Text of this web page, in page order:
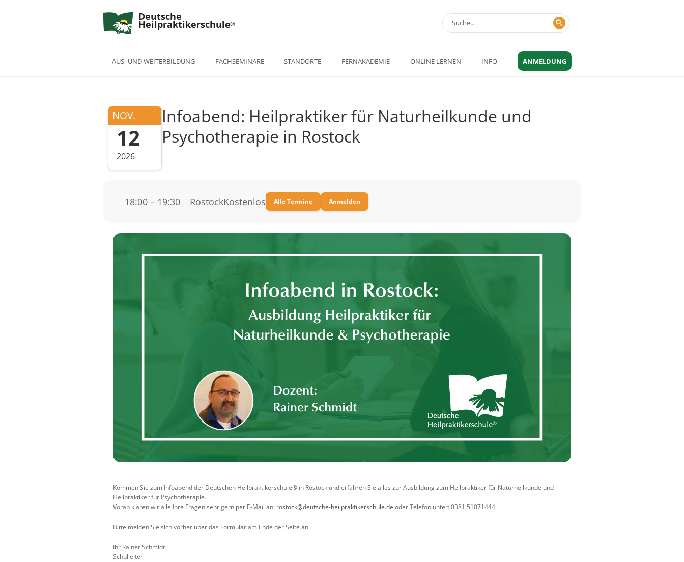
Deutsche
Heilpraktikerschule
AUS- UND WEITERBILDUNG FACHSEMINARE STANDORTE FERNAKADEMIE ONLINE LERNEN INFO ANMELDUNG
NOV.
12
2026
Infoabend: Heilpraktiker für Naturheilkunde und
Psychotherapie in Rostock
18:00 – 19:30 RostockKostenlos Alle Termine Anmelden
Kommen Sie zum Infoabend der Deutschen Heilpraktikerschule® in Rostock und erfahren Sie alles zur Ausbildung zum Heilpraktiker für Naturheilkunde und
Heilpraktiker für Psychotherapie.
Vorab klären wir alle Ihre Fragen sehr gern per E-Mail an: rostock@deutsche-heilpraktikerschule.de oder Telefon unter: 0381 51071444.
Bitte melden Sie sich vorher über das Formular am Ende der Seite an.
Ihr Rainer Schmidt
Schulleiter